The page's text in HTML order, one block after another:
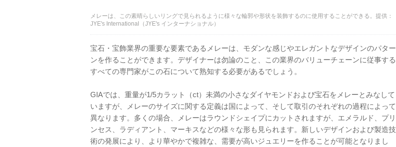
メレーは、この素晴らしいリングで見られるように様々な輪郭や形状を装飾するのに使用することができる。提供：
JYE's International（JYE's インターナショナル）
宝石・宝飾業界の重要な要素であるメレーは、モダンな感じやエレガントなデザインのパター
ンを作ることができます。デザイナーは勿論のこと、この業界のバリューチェーンに従事する
すべての専門家がこの石について熟知する必要があるでしょう。
GIAでは、重量が1/5カラット（ct）未満の小さなダイヤモンドおよび宝石をメレーとみなして
いますが、メレーのサイズに関する定義は国によって、そして取引のそれぞれの過程によって
異なります。多くの場合、メレーはラウンドシェイプにカットされますが、エメラルド、プリ
ンセス、ラディアント、マーキスなどの様々な形も見られます。新しいデザインおよび製造技
術の発展により、より華やかで複雑な、需要が高いジュエリーを作ることが可能となりまし